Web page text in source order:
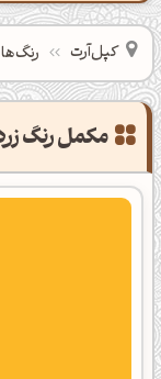
کپل‌آرت رنگ‌ها